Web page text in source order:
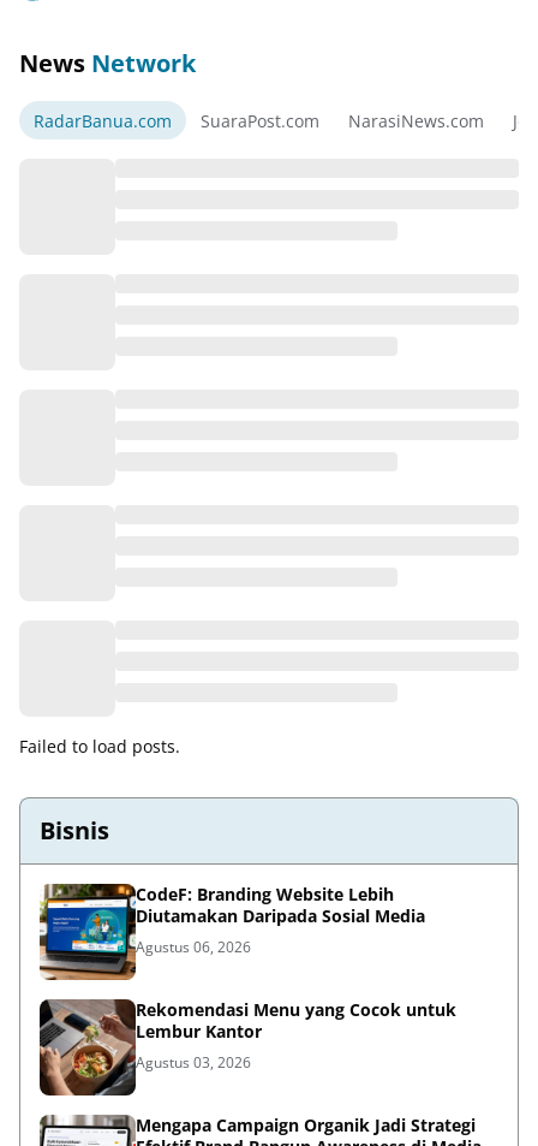
News Network
RadarBanua.com SuaraPost.com NarasiNews.com
Failed to load posts.
Bisnis
CodeF: Branding Website Lebih
Diutamakan Daripada Sosial Media
Agustus 06, 2026
Rekomendasi Menu yang Cocok untuk
Lembur Kantor
Agustus 03, 2026
Mengapa Campaign Organik Jadi Strategi